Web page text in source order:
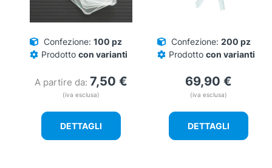
Confezione: 100 pz
Prodotto con varianti
A partire da: 7,50 €
(iva esclusa)
DETTAGLI
Confezione: 200 pz
Prodotto con varianti
69,90 €
(iva esclusa)
DETTAGLI